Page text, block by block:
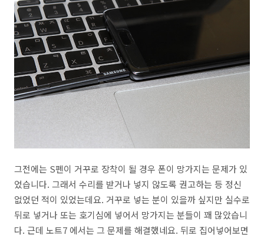
그전에는 S펜이 거꾸로 장착이 될 경우 폰이 망가지는 문제가 있
었습니다. 그래서 수리를 받거나 넣지 않도록 권고하는 등 정신
없었던 적이 있었는데요. 거꾸로 넣는 분이 있을까 싶지만 실수로
뒤로 넣거나 또는 호기심에 넣어서 망가지는 분들이 꽤 많았습니
다. 근데 노트7 에서는 그 문제를 해결했네요. 뒤로 집어넣어보면